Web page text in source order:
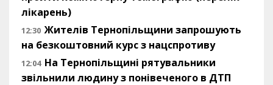
лікарень)
12:30 Жителів Тернопільщини запрошують
на безкоштовний курс з нацспротиву
12:04 На Тернопільщині рятувальники
звільнили людину з понівеченого в ДТП